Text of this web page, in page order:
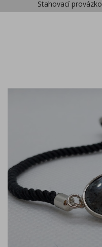
Stahovací